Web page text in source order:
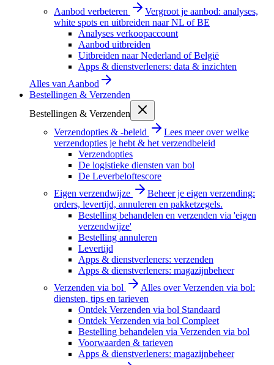
Aanbod verbeteren
Vergroot je aanbod: analyses,
white spots en uitbreiden naar NL of BE
Analyses verkoopaccount
Aanbod uitbreiden
Uitbreiden naar Nederland of België
Apps & dienstverleners: data & inzichten
Alles van Aanbod
Bestellingen & Verzenden
Bestellingen & Verzenden
Verzendopties & -beleid
Lees meer over welke
verzendopties je hebt & het verzendbeleid
Verzendopties
De logistieke diensten van bol
De Leverbeloftescore
Eigen verzendwijze
Beheer je eigen verzending:
orders, levertijd, annuleren en pakketzegels.
Bestelling behandelen en verzenden via 'eigen
verzendwijze'
Bestelling annuleren
Levertijd
Apps & dienstverleners: verzenden
Apps & dienstverleners: magazijnbeheer
Verzenden via bol
Alles over Verzenden via bol:
diensten, tips en tarieven
Ontdek Verzenden via bol Standaard
Ontdek Verzenden via bol Compleet
Bestelling behandelen via Verzenden via bol
Voorwaarden & tarieven
Apps & dienstverleners: magazijnbeheer